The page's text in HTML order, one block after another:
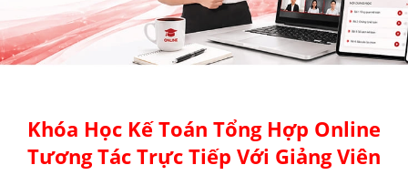
Khóa Học Kế Toán Tổng Hợp Online
Tương Tác Trực Tiếp Với Giảng Viên